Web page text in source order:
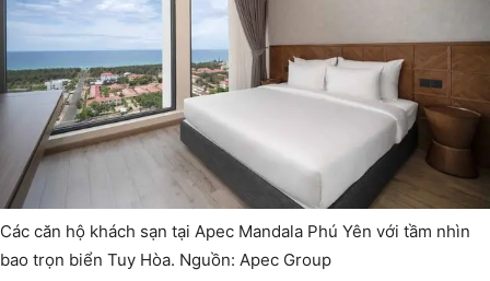
Các căn hộ khách sạn tại Apec Mandala Phú Yên với tầm nhìn
bao trọn biển Tuy Hòa. Nguồn: Apec Group